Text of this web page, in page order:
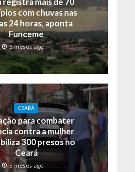
com chuvas nas
24 horas, aponta
Funceme
5 meses ago
CEARÁ
para combater
contra a mulher
300 presos no
Ceará
5 meses ago